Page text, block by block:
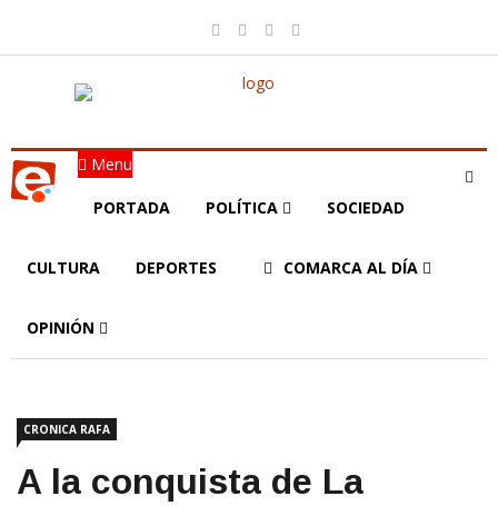
Menu
PORTADA POLÍTICA SOCIEDAD
CULTURA DEPORTES COMARCA AL DÍA
OPINIÓN
CRONICA RAFA
A la conquista de La